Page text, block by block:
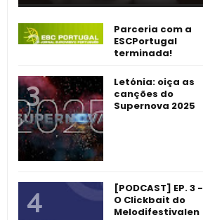
Parceria com a
ESCPortugal
terminada!
Letónia: oiça as
canções do
Supernova 2025
[PODCAST] EP. 3 -
O Clickbait do
Melodifestivalen